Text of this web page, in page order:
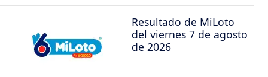
Resultado de MiLoto
del viernes 7 de agosto
de 2026